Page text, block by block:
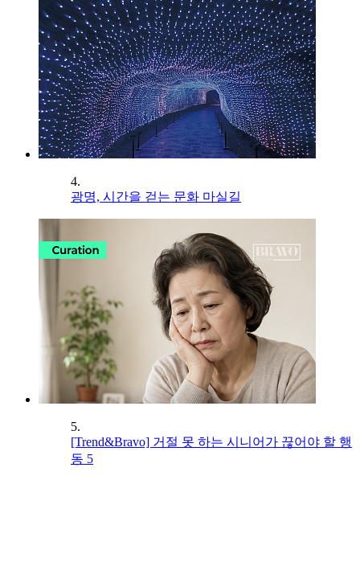
4.
광명, 시간을 걷는 문화 마실길
5.
[Trend&Bravo] 거절 못 하는 시니어가 끊어야 할 행
동 5